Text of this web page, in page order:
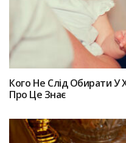
Кого Не Слід Обирати
Про Це Знає